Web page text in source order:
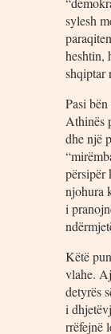
sylesh
heshtin,
shqiptar
Pasi
Athinës
dhe një
përsipër
njohura
i
Këtë
vlahe.
detyrës
i
rrëfejnë